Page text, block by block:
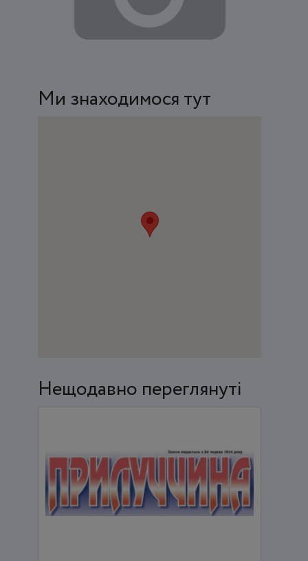
Ми знаходимося тут
Нещодавно переглянуті